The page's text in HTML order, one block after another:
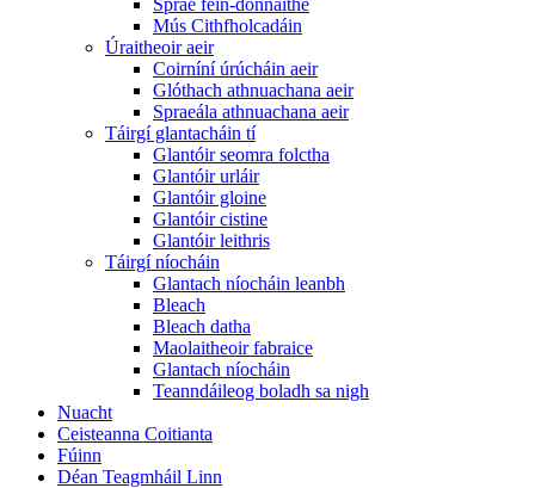
Sprae féin-donnaithe
Mús Cithfholcadáin
Úraitheoir aeir
Coirníní úrúcháin aeir
Glóthach athnuachana aeir
Spraeála athnuachana aeir
Táirgí glantacháin tí
Glantóir seomra folctha
Glantóir urláir
Glantóir gloine
Glantóir cistine
Glantóir leithris
Táirgí níocháin
Glantach níocháin leanbh
Bleach
Bleach datha
Maolaitheoir fabraice
Glantach níocháin
Teanndáileog boladh sa nigh
Nuacht
Ceisteanna Coitianta
Fúinn
Déan Teagmháil Linn